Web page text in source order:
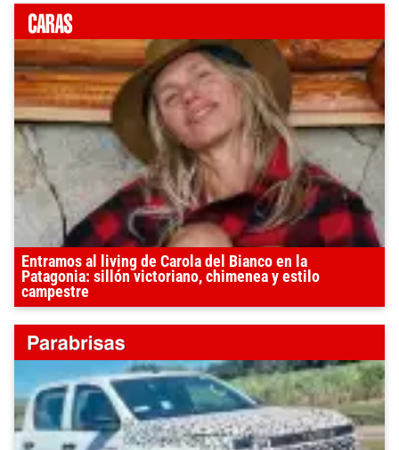
Entramos al living de Carola del Bianco en la
Patagonia: sillón victoriano, chimenea y estilo
campestre